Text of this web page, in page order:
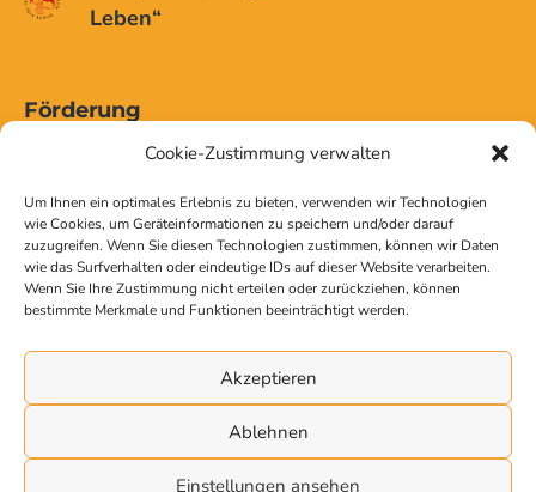
Cookie-Zustimmung verwalten
Um Ihnen ein optimales Erlebnis zu bieten, verwenden wir Technologien
wie Cookies, um Geräteinformationen zu speichern und/oder darauf
zuzugreifen. Wenn Sie diesen Technologien zustimmen, können wir Daten
wie das Surfverhalten oder eindeutige IDs auf dieser Website verarbeiten.
Wenn Sie Ihre Zustimmung nicht erteilen oder zurückziehen, können
bestimmte Merkmale und Funktionen beeinträchtigt werden.
Akzeptieren
Ablehnen
Einstellungen ansehen
Leben“
Förderung